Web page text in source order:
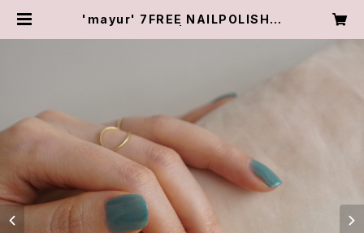
'mayur' 7FREE NAILPOLISHマ